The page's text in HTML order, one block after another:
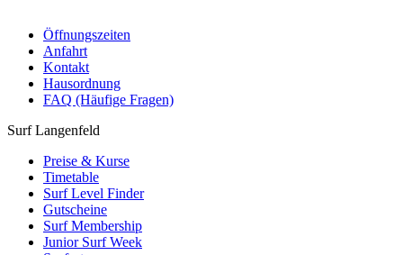
Öffnungszeiten
Anfahrt
Kontakt
Hausordnung
FAQ (Häufige Fragen)
Surf Langenfeld
Preise & Kurse
Timetable
Surf Level Finder
Gutscheine
Surf Membership
Junior Surf Week